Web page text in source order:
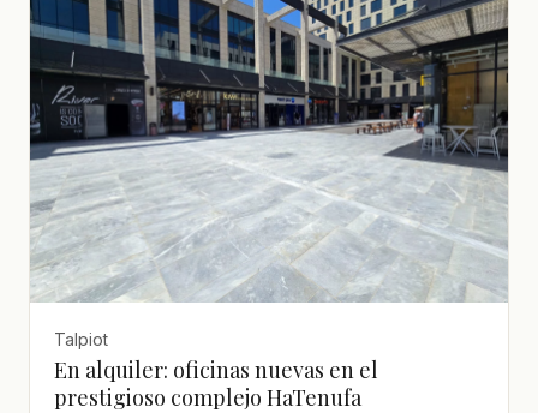
Talpiot
En alquiler: oficinas nuevas en el
prestigioso complejo HaTenufa